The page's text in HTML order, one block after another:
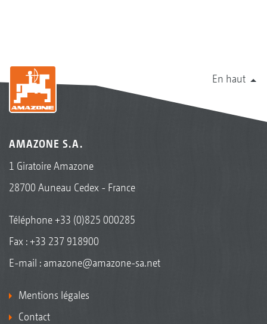
En haut
AMAZONE S.A.
1 Giratoire Amazone
28700 Auneau Cedex - France
Téléphone+33 (0)825 000285
Fax : +33 237 918900
E-mail : amazone@amazone-sa.net
Mentions légales
Contact